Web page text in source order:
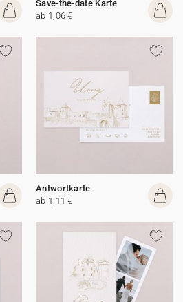
Save-the-date Karte
ab 1,06 €
Antwortkarte
ab 1,11 €